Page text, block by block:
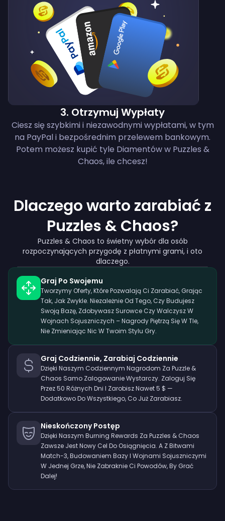
3. Otrzymuj Wypłaty
Ciesz się szybkimi i niezawodnymi wypłatami, w tym
na PayPal i bezpośrednim przelewem bankowym.
Potem możesz kupić tyle Diamentów w Puzzles &
Chaos, ile chcesz!
Dlaczego warto zarabiać z
Puzzles & Chaos?
Puzzles & Chaos to świetny wybór dla osób
rozpoczynających przygodę z płatnymi grami, i oto
dlaczego.
Graj Po Swojemu
Tworzymy Oferty, Które Pozwalają Ci Zarabiać, Grając
Tak, Jak Zwykle. Niezależnie Od Tego, Czy Budujesz
Swoją Bazę, Zdobywasz Surowce Czy Walczysz W
Wojnach Sojuszniczych – Nagrody Piętrzą Się W Tle,
Nie Zmieniając Nic W Twoim Stylu Gry.
Graj Codziennie, Zarabiaj Codziennie
Dzięki Naszym Codziennym Nagrodom Za Puzzle &
Chaos Samo Zalogowanie Wystarczy. Zaloguj Się
Przez 50 Różnych Dni I Zarobisz Nawet 5 $ —
Dodatkowo Do Wszystkiego, Co Już Zarabiasz.
Nieskończony Postęp
Dzięki Naszym Burning Rewards Za Puzzles & Chaos
Zawsze Jest Nowy Cel Do Osiągnięcia. A Z Bitwami
Match-3, Budowaniem Bazy I Wojnami Sojuszniczymi
W Jednej Grze, Nie Zabraknie Ci Powodów, By Grać
Dalej!